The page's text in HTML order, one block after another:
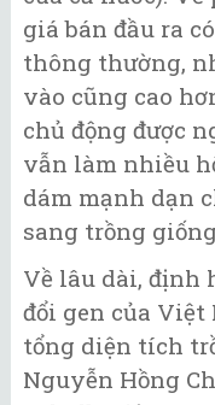
giá bán đầu ra
thông thường,
vào cũng cao
chủ động được
vẫn làm nhiều
dám mạnh dạn
sang trồng
Về lâu dài, định
đổi gen của Việt
tổng diện tích
Nguyễn Hồng